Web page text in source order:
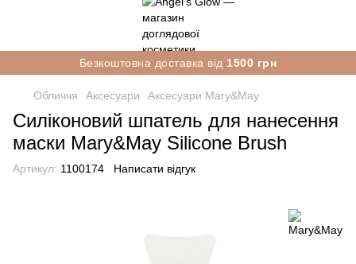
Безкоштовна доставка від 1500 грн
Обличчя Аксесуари Аксесуари Mary&May
Силіконовий шпатель для нанесення
маски Mary&May Silicone Brush
Артикул: 1100174 Написати відгук